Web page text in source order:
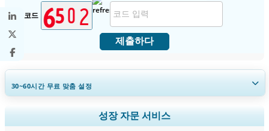
보안 코드
제출하다
30~60시간무료 맞춤 설정
지역 및 국가 범위 확장, 세그먼트 분석, 기업 프로필, 경쟁 벤치마킹, 및 최
종 사용자 인사이트.
성장 자문 서비스